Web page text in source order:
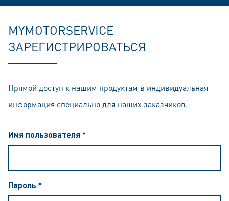
MYMOTORSERVICE
ЗАРЕГИСТРИРОВАТЬСЯ
Прямой доступ к нашим продуктам в индивидуальная
информация специально для наших заказчиков.
Имя пользователя *
Пароль *